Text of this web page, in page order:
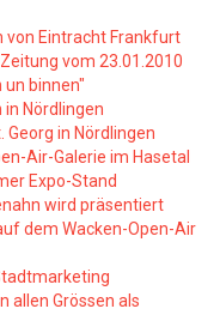
von Eintracht Frankfurt
vom 23.01.2010
binnen"
Nördlingen
Georg in Nördlingen
Air-Galerie im Hasetal
Expo-Stand
wird präsentiert
dem Wacken-Open-Air
allen Grössen als